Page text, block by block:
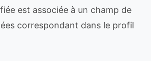
est associée à un champ de
correspondant dans le profil